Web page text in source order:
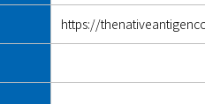
https://